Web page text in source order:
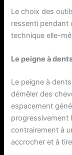
Le choix des
ressenti pendant
technique elle-
Le peigne à
Le peigne à
démêler des
espacement
progressivement
contrairement à
accrocher et à